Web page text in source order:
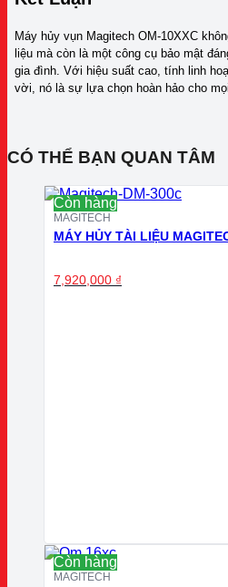
Máy hủy vụn Magitech OM-10XXC
liệu mà còn là một công cụ bảo mật
gia đình. Với hiệu suất cao, tính linh
vời, nó là sự lựa chọn hoàn hảo cho
CÓ THỂ BẠN QUAN TÂM
Còn hàng
MAGITECH
MÁY HỦY TÀI LIỆU
7,920,000 ₫
Còn hàng
MAGITECH